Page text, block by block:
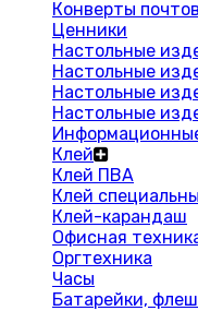
Конверты
Ценники
Настольные
Настольные
Настольные
Настольные
Клей
Клей ПВА
Клей
Клей-карандаш
Офисная
Оргтехника
Часы
Батарейки,